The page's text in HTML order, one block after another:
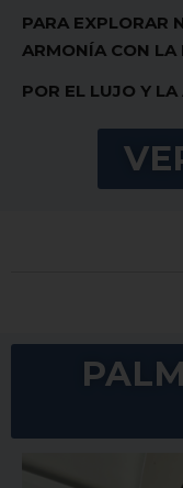
PARA EXPLORAR
ARMONÍA CON LA
POR EL LUJO Y